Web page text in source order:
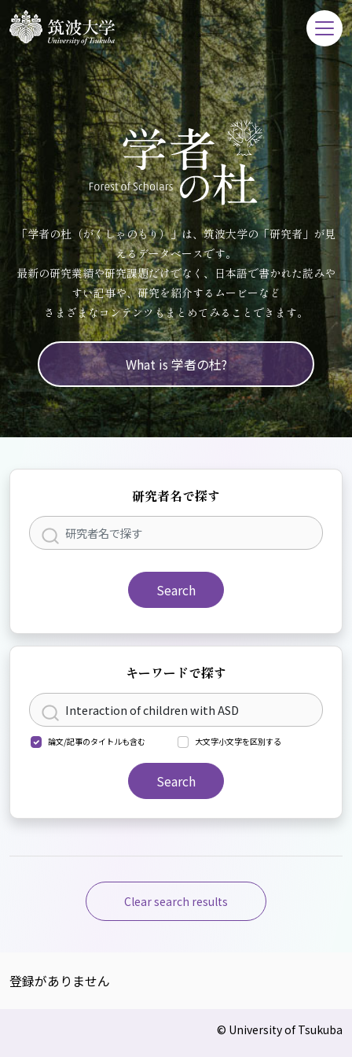
「学者の杜（がくしゃのもり）」は、筑波大学の「研究者」が見
えるデータベースです。
最新の研究業績や研究課題だけでなく、日本語で書かれた読みや
すい記事や、研究を紹介するムービーなど
さまざまなコンテンツもまとめてみることできます。
What is 学者の杜?
研究者名で探す
Search
キーワードで探す
論文/記事のタイトルも含む 大文字小文字を区別する
Search
Clear search results
登録がありません
© University of Tsukuba